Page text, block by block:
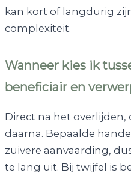
kan kort of langdurig
complexiteit.
Wanneer kies ik
beneficiair en
Direct na het overlijden,
daarna. Bepaalde
zuivere aanvaarding,
te lang uit. Bij twijfel is